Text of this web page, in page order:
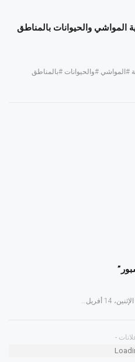
المواشي والحيوانات بالمناطق
#المواشي #والحيوانات #بالمناطق
أفريل…